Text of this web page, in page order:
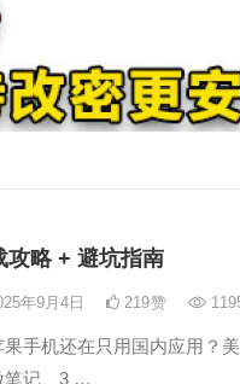
攻略 + 避坑指南
年9月4日 219赞
果手机还在只用国内应用？
笔记、3 …